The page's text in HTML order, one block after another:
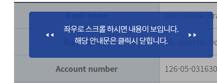
Bank name
Wooribank
Bank adress 99, Imun-ro,
Account number 126-05-